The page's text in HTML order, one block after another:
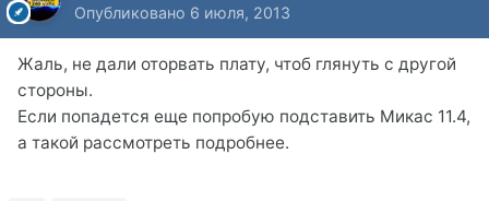
Опубликовано 6 июля, 2013
Жаль, не дали оторвать плату, чтоб глянуть с другой
стороны.
Если попадется еще попробую подставить Микас 11.4,
а такой рассмотреть подробнее.